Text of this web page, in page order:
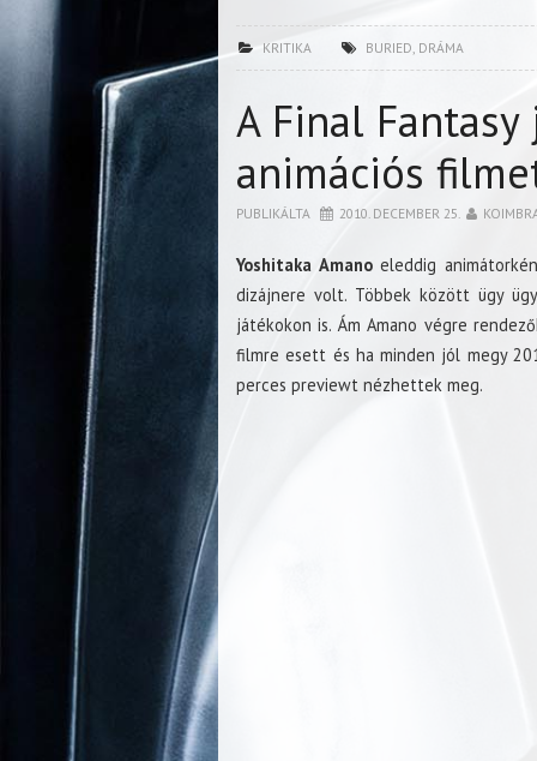
KRITIKA BURIED, DRÁMA
A Final
animációs
PUBLIKÁLTA 2010. DECEMBER 25.
Yoshitaka Amanoeleddig
dizájnere volt. Többek között ügy
játékokon is. Ám Amano végre
filmre esett és ha minden jól megy
perces previewt nézhettek meg.